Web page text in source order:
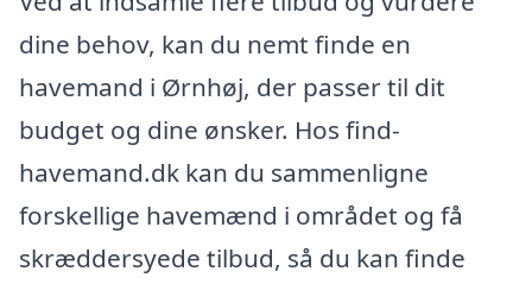
dine behov, kan du nemt finde en
havemand i Ørnhøj, der passer til dit
budget og dine ønsker. Hos find-
havemand.dk kan du sammenligne
forskellige havemænd i området og få
skræddersyede tilbud, så du kan finde